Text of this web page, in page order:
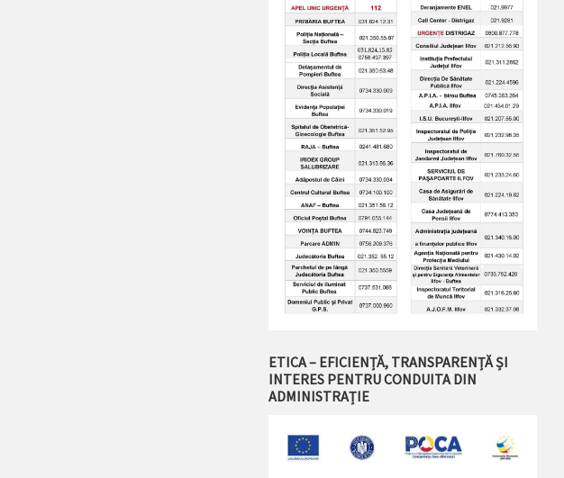
ETICA – EFICIENȚĂ, TRANSPARENȚĂ ȘI
INTERES PENTRU CONDUITA DIN
ADMINISTRAȚIE